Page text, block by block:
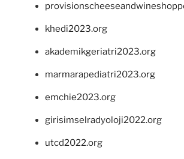
khedi2023.org
akademikgeriatri2023.org
marmarapediatri2023.org
emchie2023.org
girisimselradyoloji2022.org
utcd2022.org